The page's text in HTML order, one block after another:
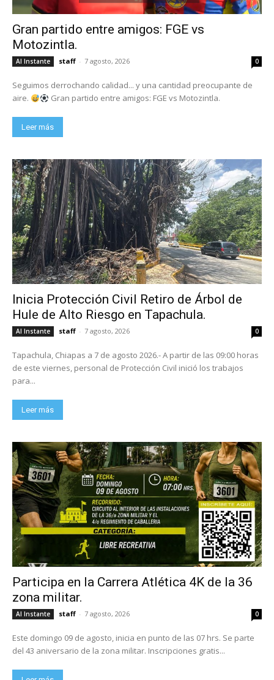
Gran partido entre amigos: FGE vs
Motozintla.
Al Instante staff - 7 agosto, 2026 0
Seguimos derrochando calidad... y una cantidad preocupante de
aire.
Gran partido entre amigos: FGE vs Motozintla.
Leer más
Inicia Protección Civil Retiro de Árbol de
Hule de Alto Riesgo en Tapachula.
Al Instante staff - 7 agosto, 2026 0
Tapachula, Chiapas a 7 de agosto 2026.- A partir de las 09:00 horas
de este viernes, personal de Protección Civil inició los trabajos
para...
Leer más
Participa en la Carrera Atlética 4K de la 36
zona militar.
Al Instante staff - 7 agosto, 2026 0
Este domingo 09 de agosto, inicia en punto de las 07 hrs. Se parte
del 43 aniversario de la zona militar. Inscripciones gratis...